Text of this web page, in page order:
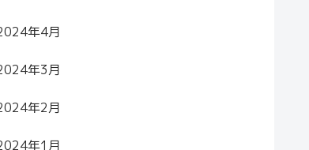
年4月
年3月
年2月
年1月